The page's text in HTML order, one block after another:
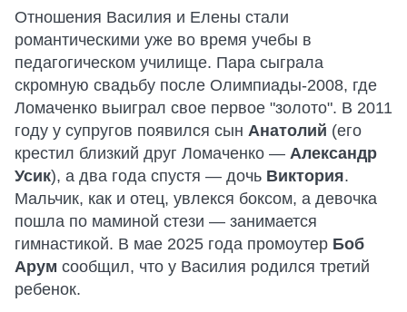
Отношения Василия и Елены стали
романтическими уже во время учебы в
педагогическом училище. Пара сыграла
скромную свадьбу после Олимпиады-2008, где
Ломаченко выиграл свое первое "золото". В 2011
году у супругов появился сын Анатолий (его
крестил близкий друг Ломаченко — Александр
Усик), а два года спустя — дочь Виктория.
Мальчик, как и отец, увлекся боксом, а девочка
пошла по маминой стези — занимается
гимнастикой. В мае 2025 года промоутер Боб
Арум сообщил, что у Василия родился третий
ребенок.